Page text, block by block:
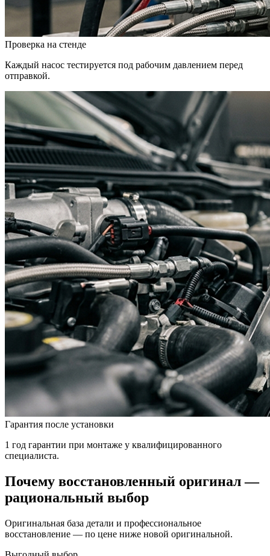
Проверка на стенде
Каждый насос тестируется под рабочим давлением перед
отправкой.
Гарантия после установки
1 год гарантии при монтаже у квалифицированного
специалиста.
Почему восстановленный оригинал —
рациональный выбор
Оригинальная база детали и профессиональное
восстановление — по цене ниже новой оригинальной.